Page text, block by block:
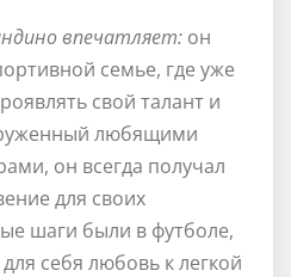
впечатляет: он
семье, где уже
свой талант и
любящими
он всегда получал
для своих
шаги были в футболе,
себя любовь к легкой